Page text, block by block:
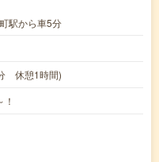
駅から車5分
休憩1時間)